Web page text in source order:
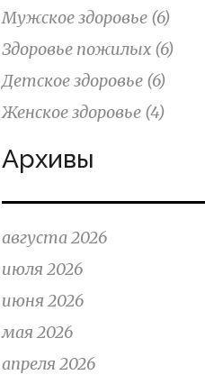
Мужское здоровье (6)
Здоровье пожилых (6)
Детское здоровье (6)
Женское здоровье (4)
Архивы
августа 2026
июля 2026
июня 2026
мая 2026
апреля 2026